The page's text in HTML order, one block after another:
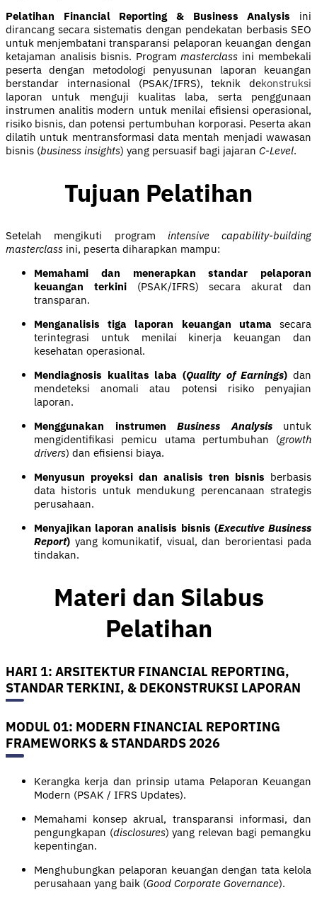
Pelatihan Financial Reporting & Business Analysis ini
dirancang secara sistematis dengan pendekatan berbasis SEO
untuk menjembatani transparansi pelaporan keuangan dengan
ketajaman analisis bisnis. Programmasterclass ini membekali
peserta dengan metodologi penyusunan laporan keuangan
berstandar internasional (PSAK/IFRS), teknik dekonstruksi
laporan untuk menguji kualitas laba, serta penggunaan
instrumen analitis modern untuk menilai efisiensi operasional,
risiko bisnis, dan potensi pertumbuhan korporasi. Peserta akan
dilatih untuk mentransformasi data mentah menjadi wawasan
bisnis (business insights) yang persuasif bagi jajaran C-Level.
Tujuan Pelatihan
Setelah mengikuti program intensive capability-building
masterclass ini, peserta diharapkan mampu:
Memahami dan menerapkan standar pelaporan
keuangan terkini(PSAK/IFRS) secara akurat dan
transparan.
Menganalisis tiga laporan keuangan utama secara
terintegrasi untuk menilai kinerja keuangan dan
kesehatan operasional.
Mendiagnosis kualitas laba (Quality of Earnings) dan
mendeteksi anomali atau potensi risiko penyajian
laporan.
Menggunakan instrumen Business Analysisuntuk
mengidentifikasi pemicu utama pertumbuhan (growth
drivers) dan efisiensi biaya.
Menyusun proyeksi dan analisis tren bisnis berbasis
data historis untuk mendukung perencanaan strategis
perusahaan.
Menyajikan laporan analisis bisnis (Executive Business
Report) yang komunikatif, visual, dan berorientasi pada
tindakan.
Materi dan Silabus
Pelatihan
HARI 1: ARSITEKTUR FINANCIAL REPORTING,
STANDAR TERKINI, & DEKONSTRUKSI LAPORAN
MODUL 01: MODERN FINANCIAL REPORTING
FRAMEWORKS & STANDARDS 2026
Kerangka kerja dan prinsip utama Pelaporan Keuangan
Modern (PSAK / IFRS Updates).
Memahami konsep akrual, transparansi informasi, dan
pengungkapan (disclosures) yang relevan bagi pemangku
kepentingan.
Menghubungkan pelaporan keuangan dengan tata kelola
perusahaan yang baik (Good Corporate Governance).